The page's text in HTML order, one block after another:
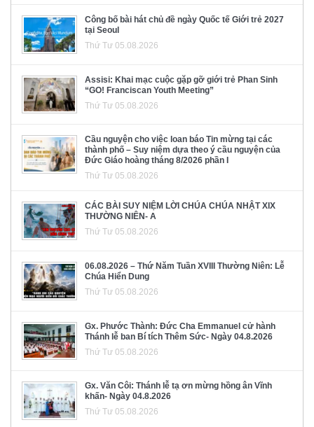
Công bố bài hát chủ đề ngày Quốc tế Giới trẻ 2027
tại Seoul
Thứ Tư 05.08.2026
Assisi: Khai mạc cuộc gặp gỡ giới trẻ Phan Sinh
“GO! Franciscan Youth Meeting”
Thứ Tư 05.08.2026
Cầu nguyện cho việc loan báo Tin mừng tại các
thành phố – Suy niệm dựa theo ý cầu nguyện của
Đức Giáo hoàng tháng 8/2026 phần I
Thứ Tư 05.08.2026
CÁC BÀI SUY NIỆM LỜI CHÚA CHÚA NHẬT XIX
THƯỜNG NIÊN- A
Thứ Tư 05.08.2026
06.08.2026 – Thứ Năm Tuần XVIII Thường Niên: Lễ
Chúa Hiển Dung
Thứ Tư 05.08.2026
Gx. Phước Thành: Đức Cha Emmanuel cử hành
Thánh lễ ban Bí tích Thêm Sức- Ngày 04.8.2026
Thứ Tư 05.08.2026
Gx. Văn Côi: Thánh lễ tạ ơn mừng hồng ân Vĩnh
khấn- Ngày 04.8.2026
Thứ Tư 05.08.2026